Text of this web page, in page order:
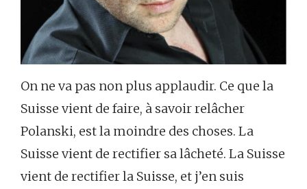
On ne va pas non plus applaudir. Ce que la
Suisse vient de faire, à savoir relâcher
Polanski, est la moindre des choses. La
Suisse vient de rectifier sa lâcheté. La Suisse
vient de rectifier la Suisse, et j’en suis